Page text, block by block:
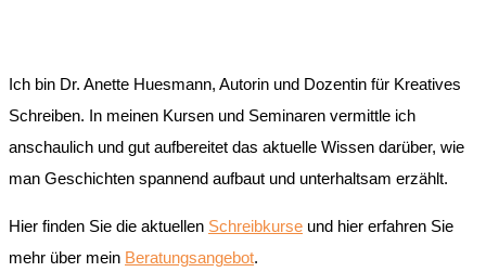
Ich bin Dr. Anette Huesmann, Autorin und Dozentin für Kreatives
Schreiben. In meinen Kursen und Seminaren vermittle ich
anschaulich und gut aufbereitet das aktuelle Wissen darüber, wie
man Geschichten spannend aufbaut und unterhaltsam erzählt.
Hier finden Sie die aktuellen Schreibkurse und hier erfahren Sie
mehr über mein Beratungsangebot.